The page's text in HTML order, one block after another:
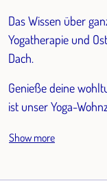
Das Wissen über
Yogatherapie und
Dach.
Genieße deine
ist unser Yoga-
Show more